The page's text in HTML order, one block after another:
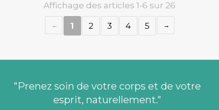
Affichage des articles 1-6 sur 26
1 2 3 4 5
"Prenez soin de votre corps et de votre
esprit, naturellement."